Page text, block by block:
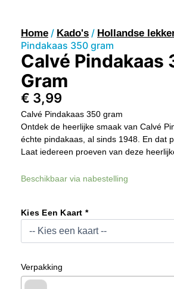
Home / Kado's / Hollandse
Pindakaas 350 gram
Calvé Pindakaas
Gram
€ 3,99
Calvé Pindakaas 350 gram
Ontdek de heerlijke smaak van Calvé
échte pindakaas, al sinds 1948. En dat
Laat iedereen proeven van deze
Beschikbaar via nabestelling
Kies Een Kaart *
Verpakking
Gram
Aantal